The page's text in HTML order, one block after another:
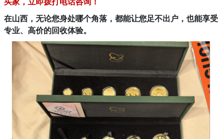
在山西，无论您身处哪个角落，都能让您足不出户，也能享受
专业、高价的回收体验。